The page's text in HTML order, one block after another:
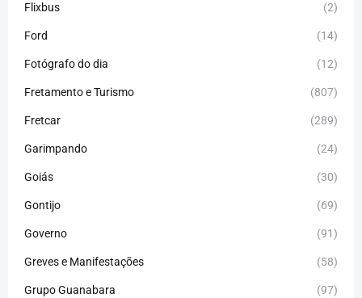
Flixbus (2)
Ford (14)
Fotógrafo do dia (12)
Fretamento e Turismo (807)
Fretcar (289)
Garimpando (24)
Goiás (30)
Gontijo (69)
Governo (91)
Greves e Manifestações (58)
Grupo Guanabara (97)